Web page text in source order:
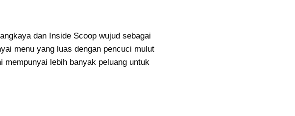
dan Inside Scoop wujud sebagai
menu yang luas dengan pencuci mulut
lebih banyak peluang untuk